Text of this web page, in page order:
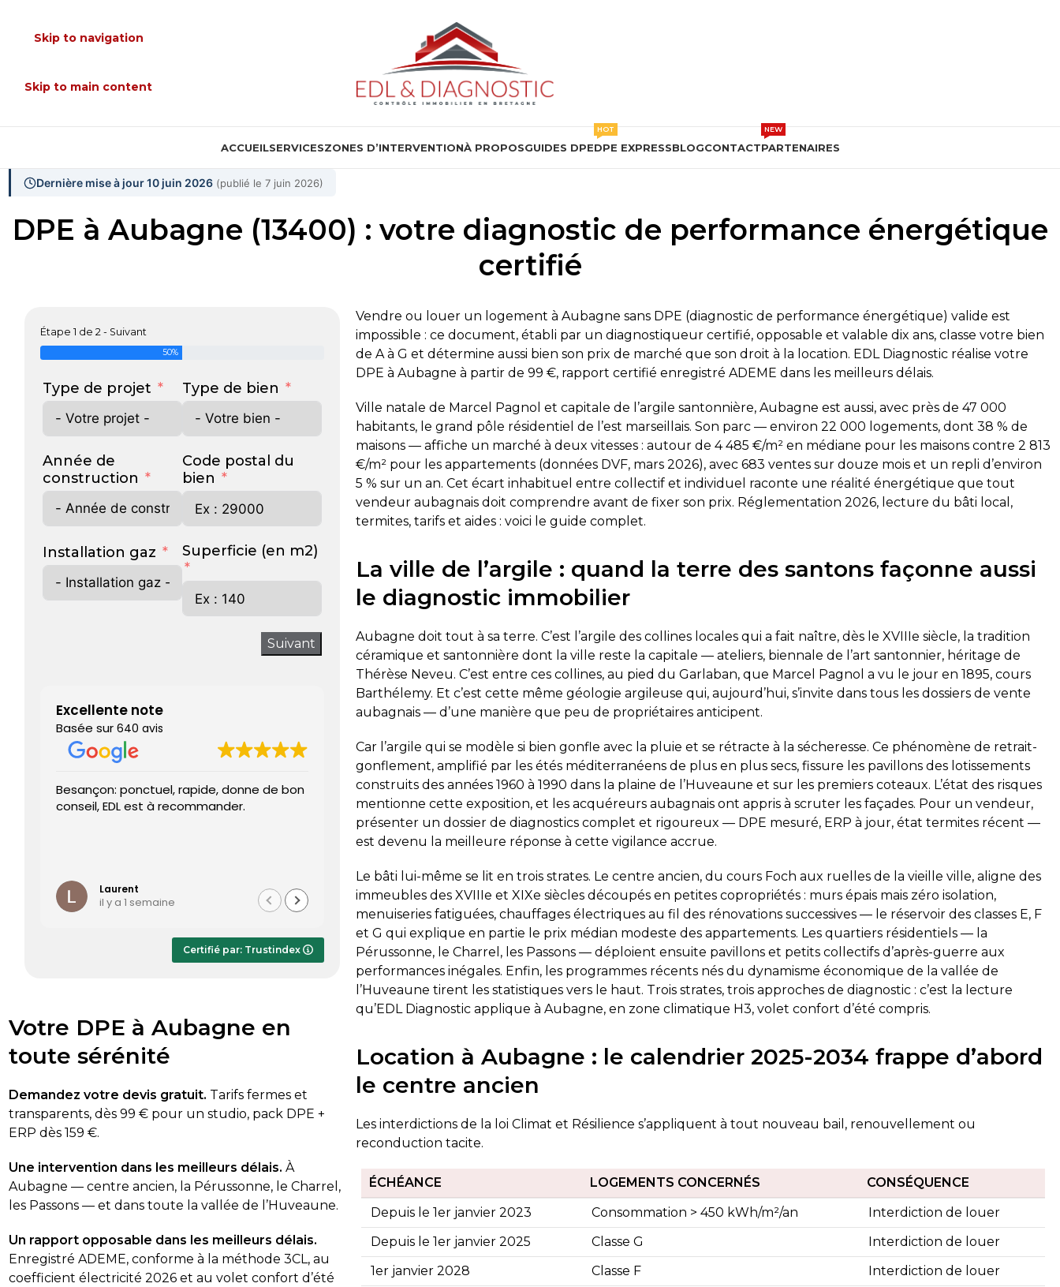
Skip to navigation
Skip to main content
ACCUEILSERVICESZONES D’INTERVENTIONÀ PROPOSGUIDES DPEDPE EXPRESS
HOT
BLOGCONTACTPARTENAIRES
NEW
Dernière mise à jour 10 juin 2026 (publié le 7 juin 2026)
DPE à Aubagne (13400) : votre diagnostic de performance énergétique
certifié
Étape 1 de 2 - Suivant
50%
Type de projet Type de bien
Année de
construction
Code postal du
bien
Installation gaz Superficie (en m2)
Suivant
Excellente note
Basée sur 640 avis
Besançon: ponctuel, rapide, donne de bon
conseil, EDL est à recommander.
Laurent
il y a 1 semaine
Très satisfait de la prestation.
J’ai appelé le vendredi pour prendre
rendez-vous et une intervention a pu être
programmée dès le lundi matin.
été très professionnel, efficace et a pris le
temps de répondre à mes questions.
Le rapport de diagnostic m’a été transmis
dès le lundi soir, ce qui est très
appréciable pour faire avancer
rapidement mon dossier. Je recommande
sans hésiter.
Pierre Dechaume
il y a 1 semaine
Diagnostic DPE réalisé ce jour. Le technicien
était très professionnel, ponctuel et a pris
le temps de tout expliquer clairement. Le
DPE a été réalisé conformément à mes
d’autant que les rendez-vous sont
obtenus très rapidement.
il y a 2 semaines
Top délai court, super
diagnostic gaz et électricité
Corentin Delgado
il y a 2 semaines
Certifié par: Trustindex
Votre DPE à Aubagne en
toute sérénité
Demandez votre devis gratuit. Tarifs fermes et
transparents, dès 99 € pour un studio, pack DPE +
ERP dès 159 €.
Une intervention dans les meilleurs délais. À
Aubagne — centre ancien, la Pérussonne, le Charrel,
les Passons — et dans toute la vallée de l’Huveaune.
Un rapport opposable dans les meilleurs délais.
Enregistré ADEME, conforme à la méthode 3CL, au
coefficient électricité 2026 et au volet confort d’été
Vendre ou louer un logement à Aubagne sans DPE (diagnostic de performance énergétique) valide est
impossible : ce document, établi par un diagnostiqueur certifié, opposable et valable dix ans, classe votre bien
de A à G et détermine aussi bien son prix de marché que son droit à la location. EDL Diagnostic réalise votre
DPE à Aubagne à partir de 99 €, rapport certifié enregistré ADEME dans les meilleurs délais.
Ville natale de Marcel Pagnol et capitale de l’argile santonnière, Aubagne est aussi, avec près de 47 000
habitants, le grand pôle résidentiel de l’est marseillais. Son parc — environ 22 000 logements, dont 38 % de
maisons — affiche un marché à deux vitesses : autour de 4 485 €/m² en médiane pour les maisons contre 2 813
€/m² pour les appartements (données DVF, mars 2026), avec 683 ventes sur douze mois et un repli d’environ
5 % sur un an. Cet écart inhabituel entre collectif et individuel raconte une réalité énergétique que tout
vendeur aubagnais doit comprendre avant de fixer son prix. Réglementation 2026, lecture du bâti local,
termites, tarifs et aides : voici le guide complet.
La ville de l’argile : quand la terre des santons façonne aussi
le diagnostic immobilier
Aubagne doit tout à sa terre. C’est l’argile des collines locales qui a fait naître, dès le XVIIIe siècle, la tradition
céramique et santonnière dont la ville reste la capitale — ateliers, biennale de l’art santonnier, héritage de
Thérèse Neveu. C’est entre ces collines, au pied du Garlaban, que Marcel Pagnol a vu le jour en 1895, cours
Barthélemy. Et c’est cette même géologie argileuse qui, aujourd’hui, s’invite dans tous les dossiers de vente
aubagnais — d’une manière que peu de propriétaires anticipent.
Car l’argile qui se modèle si bien gonfle avec la pluie et se rétracte à la sécheresse. Ce phénomène de retrait-
gonflement, amplifié par les étés méditerranéens de plus en plus secs, fissure les pavillons des lotissements
construits des années 1960 à 1990 dans la plaine de l’Huveaune et sur les premiers coteaux. L’état des risques
mentionne cette exposition, et les acquéreurs aubagnais ont appris à scruter les façades. Pour un vendeur,
présenter un dossier de diagnostics complet et rigoureux — DPE mesuré, ERP à jour, état termites récent —
est devenu la meilleure réponse à cette vigilance accrue.
Le bâti lui-même se lit en trois strates. Le centre ancien, du cours Foch aux ruelles de la vieille ville, aligne des
immeubles des XVIIIe et XIXe siècles découpés en petites copropriétés : murs épais mais zéro isolation,
menuiseries fatiguées, chauffages électriques au fil des rénovations successives — le réservoir des classes E, F
et G qui explique en partie le prix médian modeste des appartements. Les quartiers résidentiels — la
Pérussonne, le Charrel, les Passons — déploient ensuite pavillons et petits collectifs d’après-guerre aux
performances inégales. Enfin, les programmes récents nés du dynamisme économique de la vallée de
l’Huveaune tirent les statistiques vers le haut. Trois strates, trois approches de diagnostic : c’est la lecture
qu’EDL Diagnostic applique à Aubagne, en zone climatique H3, volet confort d’été compris.
Location à Aubagne : le calendrier 2025-2034 frappe d’abord
le centre ancien
Les interdictions de la loi Climat et Résilience s’appliquent à tout nouveau bail, renouvellement ou
reconduction tacite.
ÉCHÉANCE LOGEMENTS CONCERNÉS
CONSÉQUENCE
Depuis le 1er janvier 2023
Consommation > 450 kWh/m²/an
Interdiction de louer
Depuis le 1er janvier 2025
Classe G
Interdiction de louer
1er janvier 2028
Classe F
Interdiction de louer